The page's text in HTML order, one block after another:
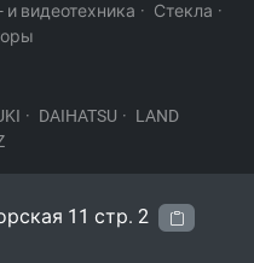
и видеотехника · Стекла ·
· DAIHATSU · LAND
11 стр. 2